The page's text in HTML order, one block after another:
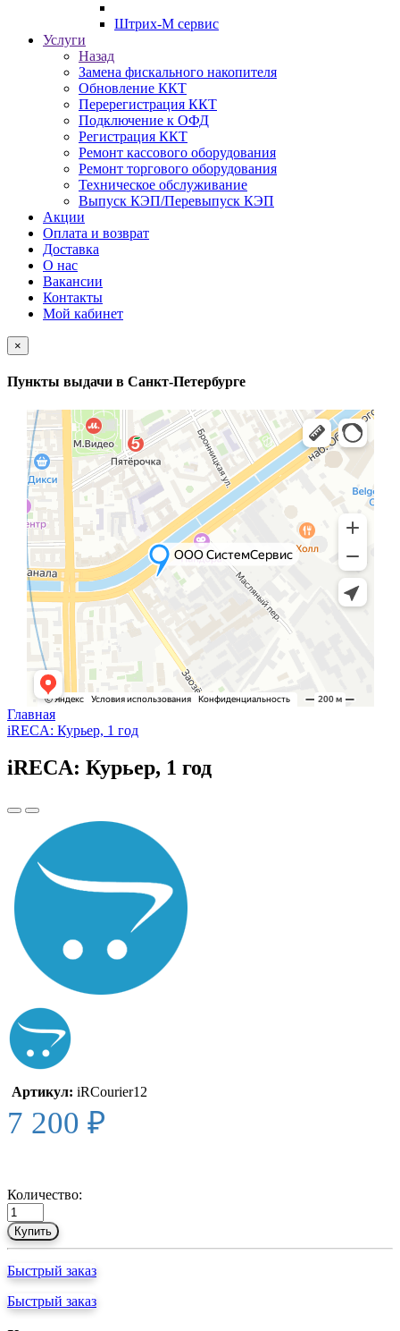
Штрих-М сервис
Услуги
Назад
Замена фискального накопителя
Обновление ККТ
Перерегистрация ККТ
Подключение к ОФД
Регистрация ККТ
Ремонт кассового оборудования
Ремонт торгового оборудования
Техническое обслуживание
Выпуск КЭП/Перевыпуск КЭП
Акции
Оплата и возврат
Доставка
О нас
Вакансии
Контакты
Мой кабинет
×
Пункты выдачи в Санкт-Петербурге
Главная
iRECA: Курьер, 1 год
iRECA: Курьер, 1 год
Артикул: iRCourier12
7 200 ₽
Количество:
Купить
Быстрый заказ
Быстрый заказ